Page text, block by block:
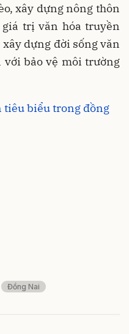
xây dựng nông thôn
trị văn hóa truyền
dựng đời sống văn
với bảo vệ môi trường
tiêu biểu trong đồng
Đồng Nai